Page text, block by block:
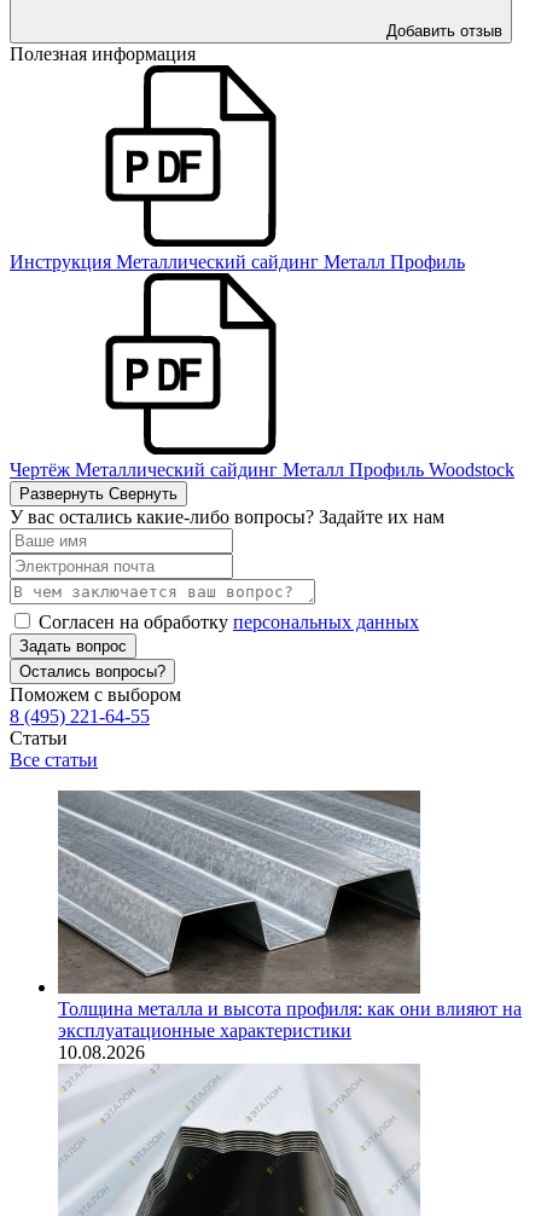
Добавить отзыв
Полезная информация
Инструкция Металлический сайдинг Металл Профиль
Чертёж Металлический сайдинг Металл Профиль Woodstock
Развернуть Свернуть
У вас остались какие-либо вопросы? Задайте их нам
Согласен на обработку персональных данных
Задать вопрос
Остались вопросы?
Поможем с выбором
8 (495) 221-64-55
Статьи
Все статьи
Толщина металла и высота профиля: как они влияют на
эксплуатационные характеристики
10.08.2026